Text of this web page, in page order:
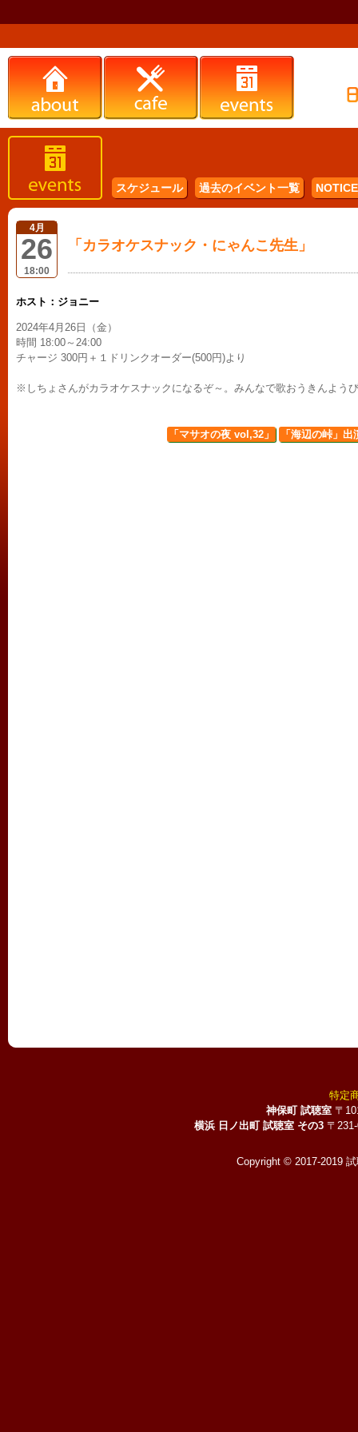
スケジュール 過去のイベント一覧
4月
26
18:00
「カラオケスナック・にゃんこ先生」
ホスト：ジョニー
2024年4月26日（金）
時間 18:00～24:00
チャージ 300円＋１ドリンクオーダー(500円)より
※しちょさんがカラオケスナックになるぞ～。みんなで歌おうきんよう
「マサオの夜 vol,32」 「海辺の峠」
特定
神保町 試聴室 〒
横浜 日ノ出町 試聴室 その3 〒
Copyright © 2017-2019